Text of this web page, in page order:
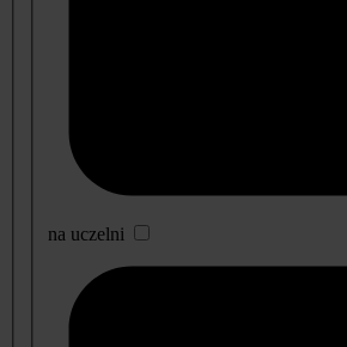
na uczelni